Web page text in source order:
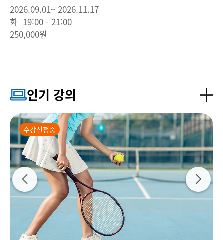
2026.09.01~ 2026.11.17
화 19:00 - 21:00
250,000원
인기 강의
수강신청중